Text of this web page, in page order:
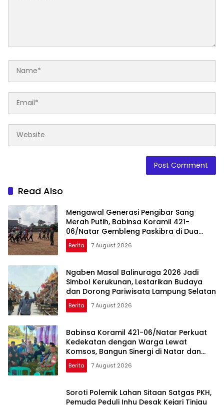
Read Also
Mengawal Generasi Pengibar Sang
Merah Putih, Babinsa Koramil 421-
06/Natar Gembleng Paskibra di Dua
Kecamatan Jelang HUT RI ke-81
Berita 7 August 2026
Ngaben Masal Balinuraga 2026 Jadi
Simbol Kerukunan, Lestarikan Budaya
dan Dorong Pariwisata Lampung Selatan
Berita 7 August 2026
Babinsa Koramil 421-06/Natar Perkuat
Kedekatan dengan Warga Lewat
Komsos, Bangun Sinergi di Natar dan
Tegineneng
Berita 7 August 2026
Soroti Polemik Lahan Sitaan Satgas PKH,
Pemuda Peduli Inhu Desak Kejari Tinjau